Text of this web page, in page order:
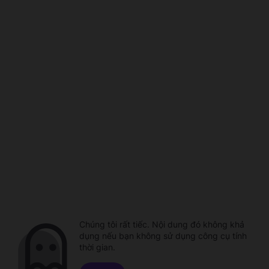
Chúng tôi rất tiếc. Nội dung đó không khả
dụng nếu bạn không sử dụng công cụ tính
thời gian.